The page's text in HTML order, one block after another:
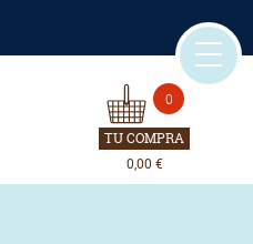
0
TU COMPRA
0,00 €